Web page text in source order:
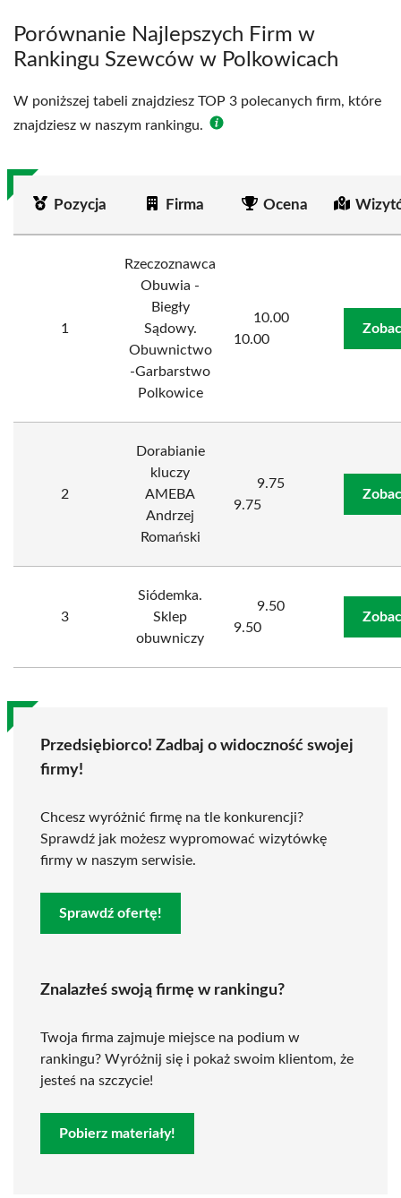
Porównanie Najlepszych Firm w
Rankingu Szewców w Polkowicach
W poniższej tabeli znajdziesz TOP 3 polecanych firm, które
znajdziesz w naszym rankingu.
Pozycja Firma Ocena
1
Rzeczoznawca
Obuwia -
Biegły
Sądowy.
Obuwnictwo
-Garbarstwo
Polkowice
10.00
10.00
2
Dorabianie
kluczy
AMEBA
Andrzej
Romański
9.75
9.75
3
Siódemka.
Sklep
obuwniczy
9.50
9.50
Przedsiębiorco! Zadbaj o widoczność swojej
firmy!
Chcesz wyróżnić firmę na tle konkurencji?
Sprawdź jak możesz wypromować wizytówkę
firmy w naszym serwisie.
Sprawdź ofertę!
Znalazłeś swoją firmę w rankingu?
Twoja firma zajmuje miejsce na podium w
rankingu? Wyróżnij się i pokaż swoim klientom, że
jesteś na szczycie!
Pobierz materiały!